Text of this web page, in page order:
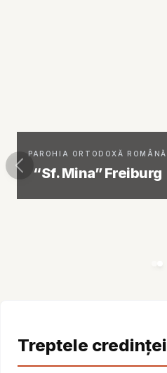
PAROHIA ORTODOXĂ ROMÂNĂ
“Sf. Mina” Freiburg
Treptele credinței